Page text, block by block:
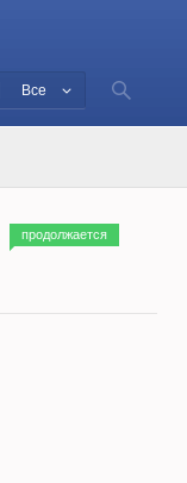
Все
продолжается